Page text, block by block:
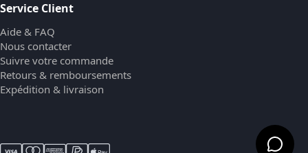
Service Client
Aide & FAQ
Nous contacter
Suivre votre commande
Retours & remboursements
Expédition & livraison